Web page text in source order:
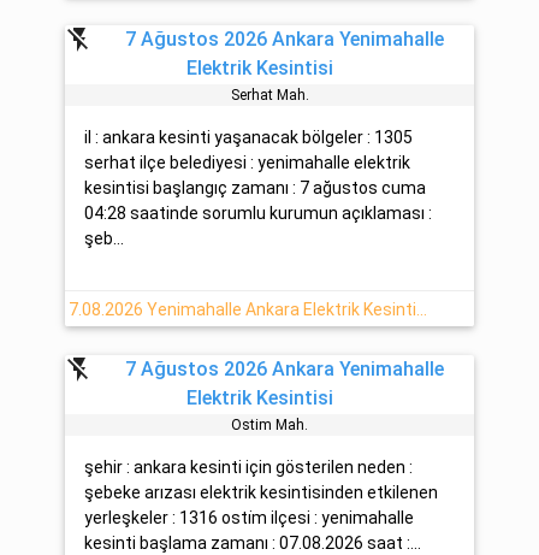
flash_off
7 Ağustos 2026 Ankara Yenimahalle
Elektrik Kesintisi
Serhat Mah.
il : ankara kesinti yaşanacak bölgeler : 1305
serhat ilçe belediyesi : yenimahalle elektrik
kesintisi başlangıç zamanı : 7 ağustos cuma
04:28 saatinde sorumlu kurumun açıklaması :
şeb...
flash_off
7 Ağustos 2026 Ankara Yenimahalle
Elektrik Kesintisi
Osti̇m Mah.
şehir : ankara kesinti için gösterilen neden :
şebeke arızası elektrik kesintisinden etkilenen
yerleşkeler : 1316 osti̇m ilçesi : yenimahalle
kesinti başlama zamanı : 07.08.2026 saat :...